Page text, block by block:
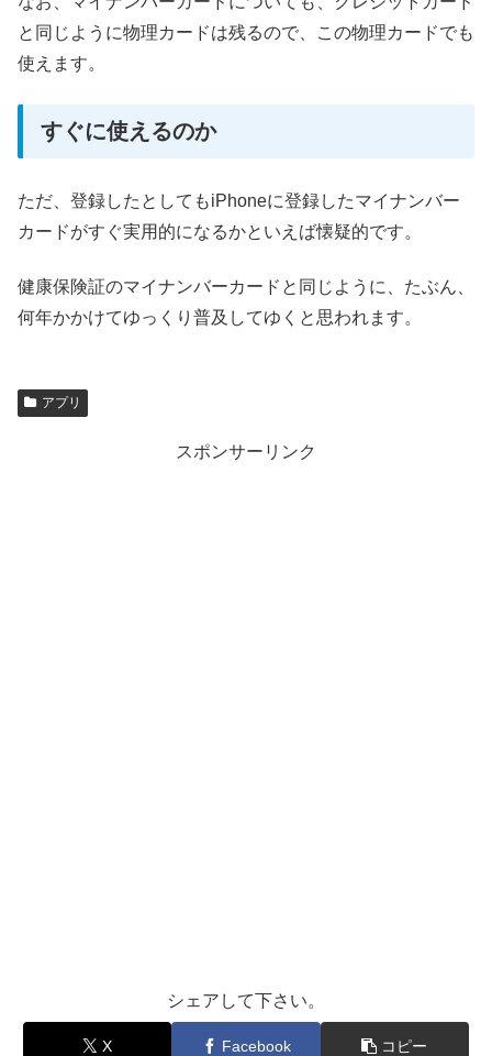
と同じように物理カードは残るので、この物理カードでも
使えます。
すぐに使えるのか
ただ、登録したとしてもiPhoneに登録したマイナンバー
カードがすぐ実用的になるかといえば懐疑的です。
健康保険証のマイナンバーカードと同じように、たぶん、
何年かかけてゆっくり普及してゆくと思われます。
アプリ
スポンサーリンク
シェアして下さい。
X Facebook コピー